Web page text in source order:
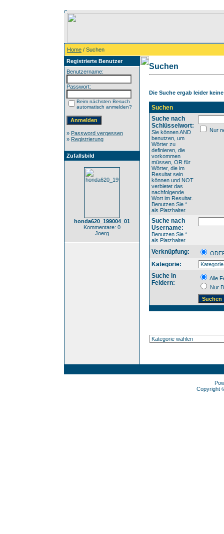
Home / Suchen
Registrierte Benutzer
Benutzername:
Passwort:
Beim nächsten Besuch
automatisch anmelden?
» Password vergessen
» Registrierung
Zufallsbild
honda620_199004_01
Kommentare: 0
Joerg
Suchen
Die Suche ergab leider
Suchen
Suche nach
Schlüsselwort:
Sie können AND
benutzen, um
Wörter zu
definieren, die
vorkommen
müssen, OR für
Wörter, die im
Resultat sein
können und NOT
verbietet das
nachfolgende
Wort im Resultat.
Benutzen Sie *
als Platzhalter.
Nur
Suche nach
Username:
Benutzen Sie *
als Platzhalter.
Verknüpfung:
Kategorie:
Suche in
Feldern:
Alle
Nur
Copyright